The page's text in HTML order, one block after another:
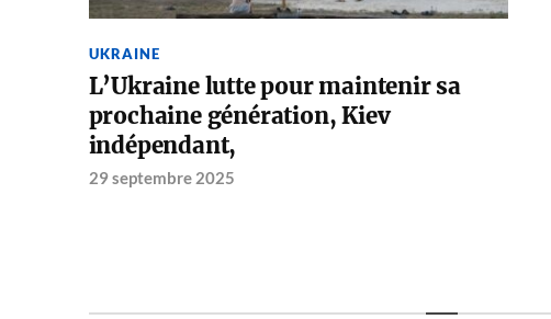
UKRAINE
L’Ukraine lutte pour maintenir sa
prochaine génération, Kiev
indépendant,
29 septembre 2025